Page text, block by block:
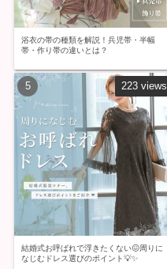
浴衣の帯の種類を解説！兵児帯・半幅
帯・作り帯の違いとは？
結婚式お呼ばれで浮きたくない😖周りに
なじむドレス選びのポイント💡✨
223 views